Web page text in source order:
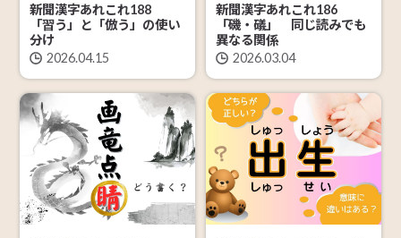
新聞漢字あれこれ188
「習う」と「倣う」の使い
分け
2026.04.15
新聞漢字あれこれ186
「磯・礒」 同じ読みでも
異なる関係
2026.03.04